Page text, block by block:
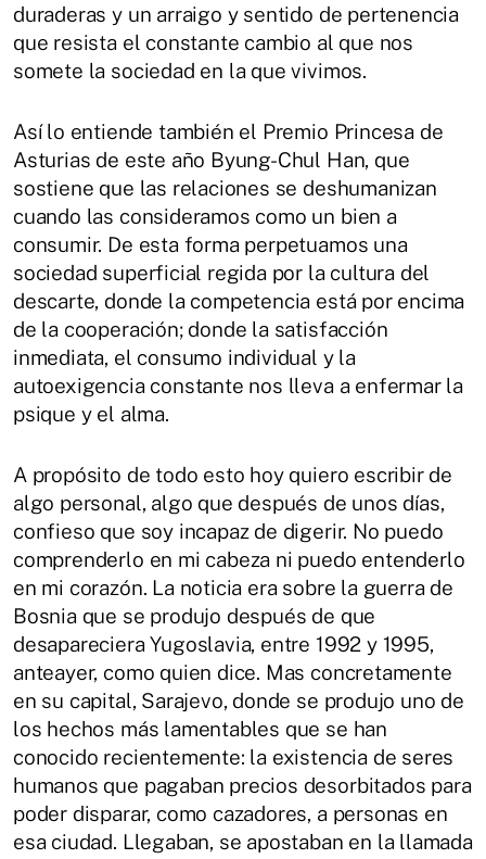
duraderas y un arraigo y sentido de pertenencia
que resista el constante cambio al que nos
somete la sociedad en la que vivimos.
Así lo entiende también el Premio Princesa de
Asturias de este año Byung-Chul Han, que
sostiene que las relaciones se deshumanizan
cuando las consideramos como un bien a
consumir. De esta forma perpetuamos una
sociedad superficial regida por la cultura del
descarte, donde la competencia está por encima
de la cooperación; donde la satisfacción
inmediata, el consumo individual y la
autoexigencia constante nos lleva a enfermar la
psique y el alma.
A propósito de todo esto hoy quiero escribir de
algo personal, algo que después de unos días,
confieso que soy incapaz de digerir. No puedo
comprenderlo en mi cabeza ni puedo entenderlo
en mi corazón. La noticia era sobre la guerra de
Bosnia que se produjo después de que
desapareciera Yugoslavia, entre 1992 y 1995,
anteayer, como quien dice. Mas concretamente
en su capital, Sarajevo, donde se produjo uno de
los hechos más lamentables que se han
conocido recientemente: la existencia de seres
humanos que pagaban precios desorbitados para
poder disparar, como cazadores, a personas en
esa ciudad. Llegaban, se apostaban en la llamada